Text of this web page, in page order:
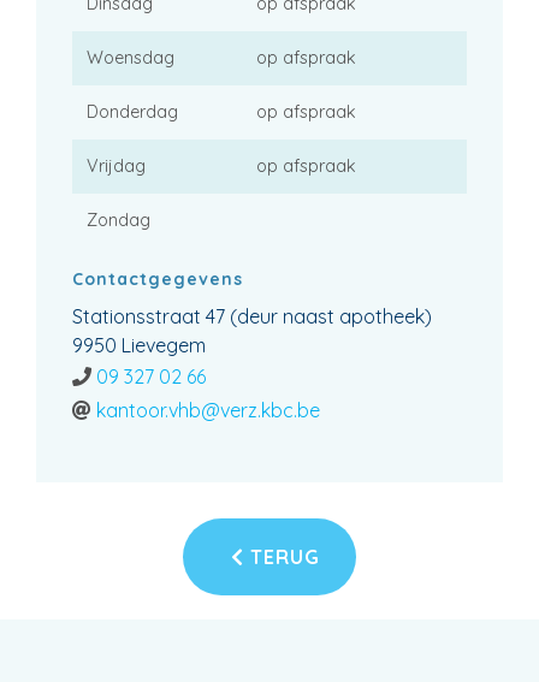
Woensdag op afspraak
Donderdag op afspraak
Vrijdag op afspraak
Zondag
Contactgegevens
Stationsstraat 47 (deur naast apotheek)
9950 Lievegem
09 327 02 66
kantoor.vhb@verz.kbc.be
TERUG